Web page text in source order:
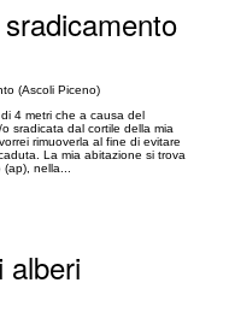
(Ascoli Piceno)
4 metri che a causa del
sradicata dal cortile della mia
rimuoverla al fine di evitare
La mia abitazione si trova
nella...
alberi